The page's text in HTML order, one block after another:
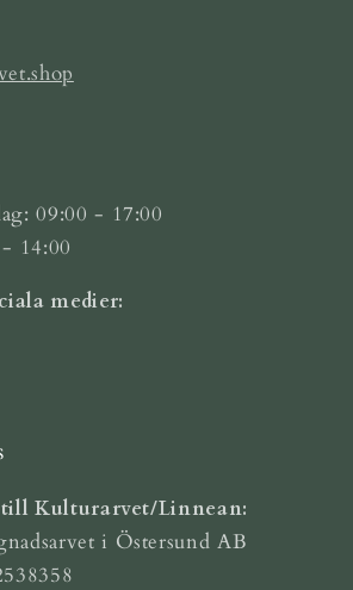
09:00 - 17:00
14:00
medier:
till Kulturarvet/Linnean:
i Östersund AB